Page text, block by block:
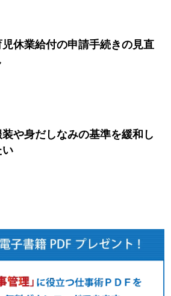
児休業給付の申請手続きの見直
装や身だしなみの基準を緩和し
い